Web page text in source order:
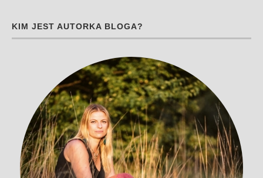
KIM JEST AUTORKA BLOGA?